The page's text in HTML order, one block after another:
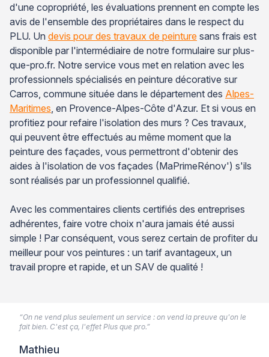
d'une copropriété, les évaluations prennent en compte les
avis de l'ensemble des propriétaires dans le respect du
PLU. Un devis pour des travaux de peinture sans frais est
disponible par l'intermédiaire de notre formulaire sur plus-
que-pro.fr. Notre service vous met en relation avec les
professionnels spécialisés en peinture décorative sur
Carros, commune située dans le département des Alpes-
Maritimes , en Provence-Alpes-Côte d'Azur. Et si vous en
profitiez pour refaire l'isolation des murs ? Ces travaux,
qui peuvent être effectués au même moment que la
peinture des façades, vous permettront d'obtenir des
aides à l'isolation de vos façades (MaPrimeRénov') s'ils
sont réalisés par un professionnel qualifié.
Avec les commentaires clients certifiés des entreprises
adhérentes, faire votre choix n'aura jamais été aussi
simple ! Par conséquent, vous serez certain de profiter du
meilleur pour vos peintures : un tarif avantageux, un
travail propre et rapide, et un SAV de qualité !
“On ne vend plus seulement un service : on vend la preuve qu'on le
fait bien. C'est ça, l'effet Plus que pro.”
Mathieu